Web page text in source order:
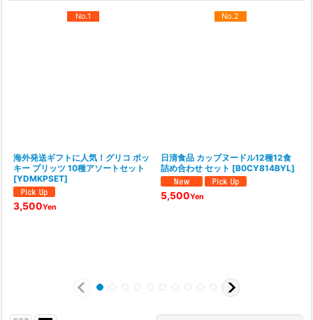
No.1
海外発送ギフトに人気！グリコ ポッ
キー プリッツ 10種アソートセット
[YDMKPSET]
3,500Yen
No.2
日清食品 カップヌードル12種12食
詰め合わせ セット [B0CY814BYL]
5,500Yen